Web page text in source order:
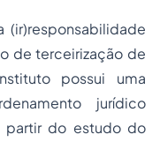
(ir)responsabilidade
de terceirização de
possui uma
jurídico
partir do estudo do